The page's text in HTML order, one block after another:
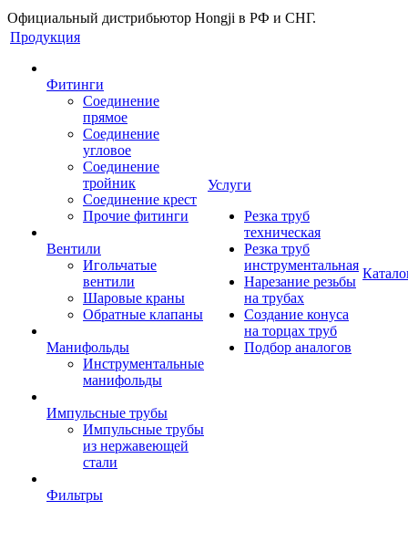
Официальный дистрибьютор Hongji в РФ и СНГ.
Продукция
Фитинги
Соединение
прямое
Соединение
угловое
Соединение
тройник
Соединение крест
Прочие фитинги
Вентили
Игольчатые
вентили
Шаровые краны
Обратные клапаны
Манифольды
Инструментальные
манифольды
Импульсные трубы
Импульсные трубы
из нержавеющей
стали
Фильтры
Услуги
Резка труб
техническая
Резка труб
инструментальная
Нарезание резьбы
на трубах
Создание конуса
на торцах труб
Подбор аналогов